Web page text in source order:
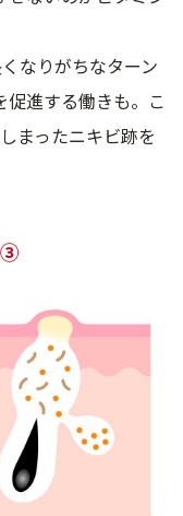
なりがちなターン
進する働きも。こ
まったニキビ跡を
③